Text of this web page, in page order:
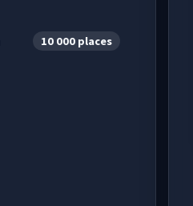
10 000 places